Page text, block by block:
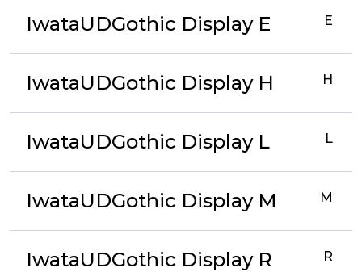
IwataUDGothic Display E E
IwataUDGothic Display H H
IwataUDGothic Display L L
IwataUDGothic Display M M
IwataUDGothic Display R R